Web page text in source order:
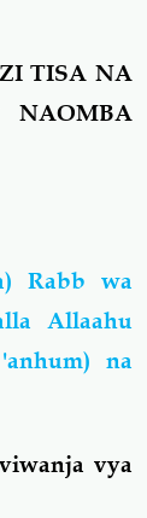
TISA NA
Rabb wa
Allaahu
na
vya